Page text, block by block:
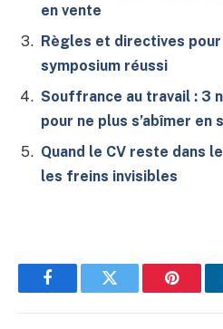
en vente
Règles et directives pour
symposium réussi
Souffrance au travail : 3
pour ne plus s’abîmer en
Quand le CV reste dans
les freins invisibles
FacebookTwitter